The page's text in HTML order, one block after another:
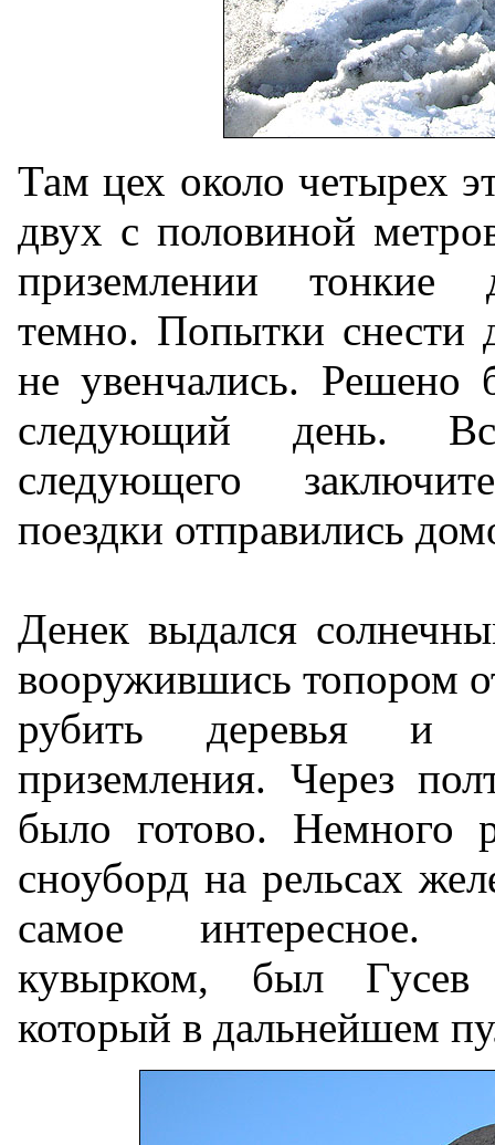
Там цех около четырех
двух с половиной
приземлении тонкие
темно. Попытки снести
не увенчались. Решено
следующий день.
следующего
поездки отправились
Денек выдался
вооружившись топором
рубить деревья и
приземления. Через
было готово. Немного
сноуборд на рельсах
самое интересное.
кувырком, был Гусев
который в дальнейшем